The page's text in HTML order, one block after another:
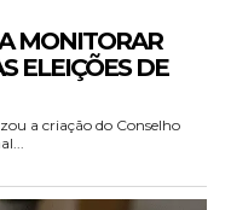
MONITORAR
ELEIÇÕES DE
a criação do Conselho